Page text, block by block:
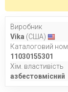
Виробник
Vika (США)
Каталоговий
11030155301
Хім. властивість
азбестовмісний